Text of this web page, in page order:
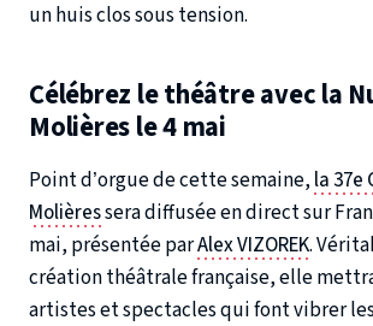
un huis clos sous tension.
Célébrez le théâtre avec la
Molières le 4 mai
Point d’orgue de cette semaine, la 37e
Molièressera diffusée en direct sur
mai, présentée parAlex VIZOREK.
création théâtrale française, elle
artistes et spectacles qui font vibrer